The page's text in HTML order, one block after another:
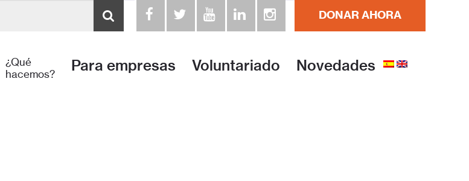
DONAR AHORA
¿Qué
hacemos?
Para empresas Voluntariado Novedades